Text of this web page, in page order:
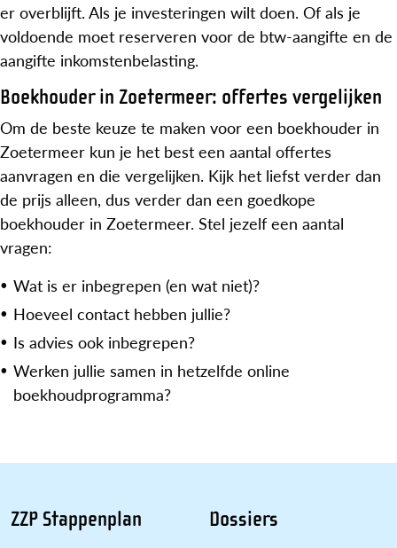
er overblijft. Als je investeringen wilt doen. Of als je
voldoende moet reserveren voor de btw-aangifte en de
aangifte inkomstenbelasting.
Boekhouder in Zoetermeer: offertes vergelijken
Om de beste keuze te maken voor een boekhouder in
Zoetermeer kun je het best een aantal offertes
aanvragen en die vergelijken. Kijk het liefst verder dan
de prijs alleen, dus verder dan een goedkope
boekhouder in Zoetermeer. Stel jezelf een aantal
vragen:
Wat is er inbegrepen (en wat niet)?
Hoeveel contact hebben jullie?
Is advies ook inbegrepen?
Werken jullie samen in hetzelfde online
boekhoudprogramma?
ZZP Stappenplan Dossiers